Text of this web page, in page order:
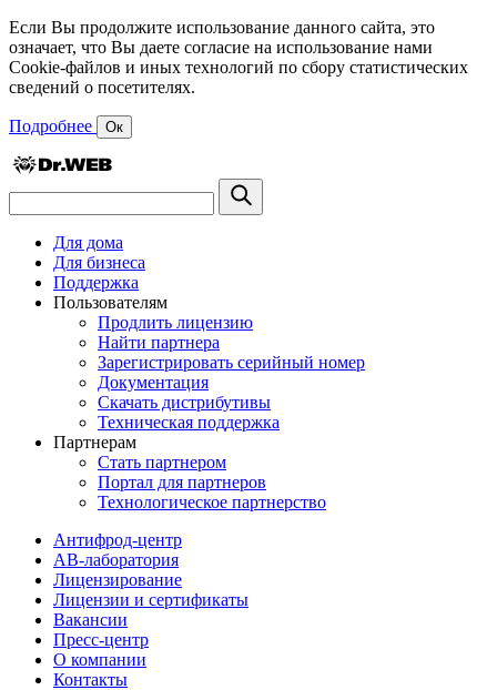
Если Вы продолжите использование данного сайта, это
означает, что Вы даете согласие на использование нами
Cookie-файлов и иных технологий по сбору статистических
сведений о посетителях.
Подробнее Ок
Для дома
Для бизнеса
Поддержка
Пользователям
Продлить лицензию
Найти партнера
Зарегистрировать серийный номер
Документация
Скачать дистрибутивы
Техническая поддержка
Партнерам
Стать партнером
Портал для партнеров
Технологическое партнерство
Антифрод-центр
АВ-лаборатория
Лицензирование
Лицензии и сертификаты
Вакансии
Пресс-центр
О компании
Контакты